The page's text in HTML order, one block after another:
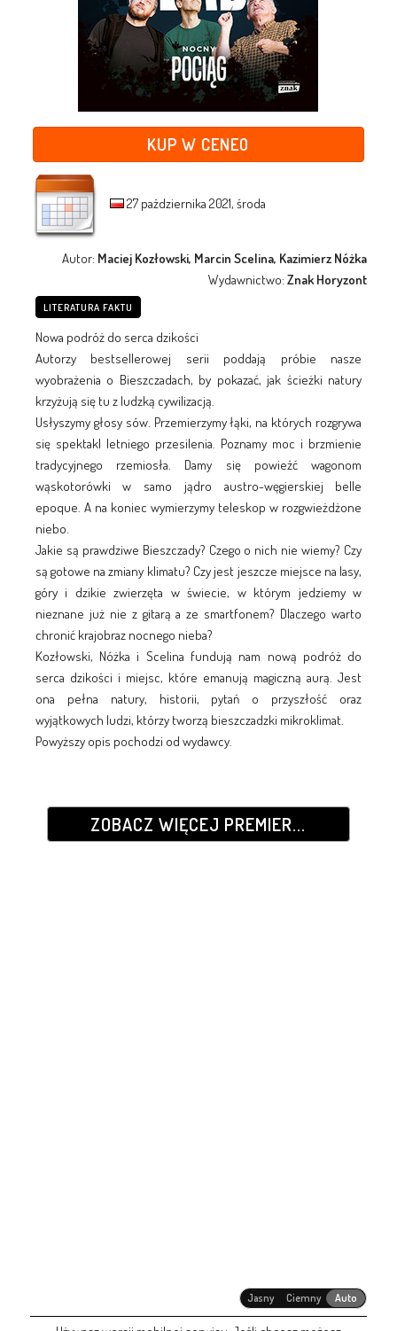
KUP W CENEO
27 października 2021, środa
Autor: Maciej Kozłowski, Marcin Scelina, Kazimierz Nóżka
Wydawnictwo:Znak Horyzont
LITERATURA FAKTU
Nowa podróż do serca dzikości
Autorzy bestsellerowej serii poddają próbie nasze
wyobrażenia o Bieszczadach, by pokazać, jak ścieżki natury
krzyżują się tu z ludzką cywilizacją.
Usłyszymy głosy sów. Przemierzymy łąki, na których rozgrywa
się spektakl letniego przesilenia. Poznamy moc i brzmienie
tradycyjnego rzemiosła. Damy się powieźć wagonom
wąskotorówki w samo jądro austro-węgierskiej belle
epoque. A na koniec wymierzymy teleskop w rozgwieżdżone
niebo.
Jakie są prawdziwe Bieszczady? Czego o nich nie wiemy? Czy
są gotowe na zmiany klimatu? Czy jest jeszcze miejsce na lasy,
góry i dzikie zwierzęta w świecie, w którym jedziemy w
nieznane już nie z gitarą a ze smartfonem? Dlaczego warto
chronić krajobraz nocnego nieba?
Kozłowski, Nóżka i Scelina fundują nam nową podróż do
serca dzikości i miejsc, które emanują magiczną aurą. Jest
ona pełna natury, historii, pytań o przyszłość oraz
wyjątkowych ludzi, którzy tworzą bieszczadzki mikroklimat.
Powyższy opis pochodzi od wydawcy.
ZOBACZ WIĘCEJ PREMIER...
Jasny Ciemny Auto